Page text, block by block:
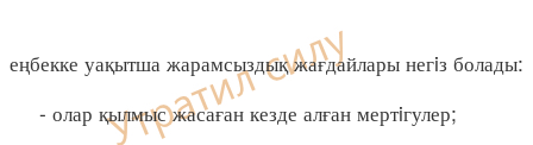
еңбекке уақытша жарамсыздық жағдайлары негiз болады:
- олар қылмыс жасаған кезде алған мертiгулер;